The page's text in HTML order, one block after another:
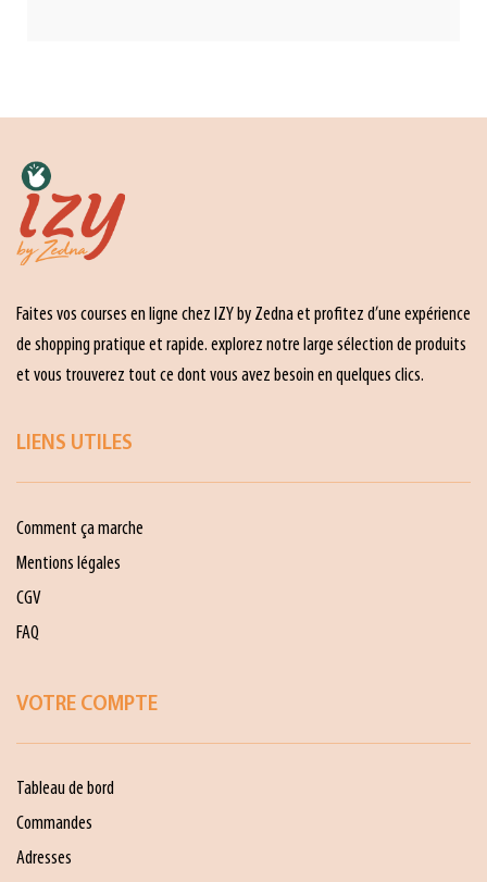
Faites vos courses en ligne chez IZY by Zedna et profitez d’une expérience
de shopping pratique et rapide. explorez notre large sélection de produits
et vous trouverez tout ce dont vous avez besoin en quelques clics.
LIENS UTILES
Comment ça marche
Mentions légales
CGV
FAQ
VOTRE COMPTE
Tableau de bord
Commandes
Adresses